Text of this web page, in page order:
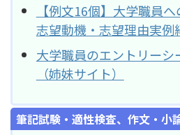
【例文16個】大学職員
志望動機・志望理由実例
大学職員のエントリーシ
（姉妹サイト）
筆記試験・適性検査、作文・小